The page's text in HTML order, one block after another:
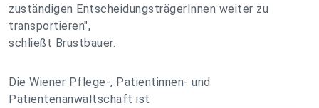
zuständigen EntscheidungsträgerInnen weiter zu
transportieren",
schließt Brustbauer.
Die Wiener Pflege-, Patientinnen- und
Patientenanwaltschaft ist